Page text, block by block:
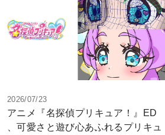
2026/07/23
アニメ『名探偵プリキュア！』ED
、可愛さと遊び心あふれるプリキュ